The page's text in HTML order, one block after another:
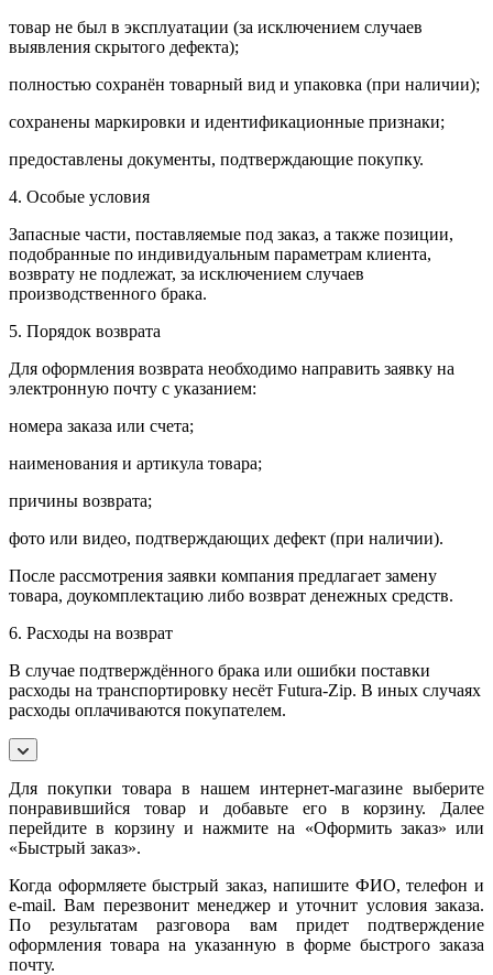
товар не был в эксплуатации (за исключением случаев
выявления скрытого дефекта);
полностью сохранён товарный вид и упаковка (при наличии);
сохранены маркировки и идентификационные признаки;
предоставлены документы, подтверждающие покупку.
4. Особые условия
Запасные части, поставляемые под заказ, а также позиции,
подобранные по индивидуальным параметрам клиента,
возврату не подлежат, за исключением случаев
производственного брака.
5. Порядок возврата
Для оформления возврата необходимо направить заявку на
электронную почту с указанием:
номера заказа или счета;
наименования и артикула товара;
причины возврата;
фото или видео, подтверждающих дефект (при наличии).
После рассмотрения заявки компания предлагает замену
товара, доукомплектацию либо возврат денежных средств.
6. Расходы на возврат
В случае подтверждённого брака или ошибки поставки
расходы на транспортировку несёт Futura-Zip. В иных случаях
расходы оплачиваются покупателем.
Для покупки товара в нашем интернет-магазине выберите
понравившийся товар и добавьте его в корзину. Далее
перейдите в корзину и нажмите на «Оформить заказ» или
«Быстрый заказ».
Когда оформляете быстрый заказ, напишите ФИО, телефон и
e-mail. Вам перезвонит менеджер и уточнит условия заказа.
По результатам разговора вам придет подтверждение
оформления товара на указанную в форме быстрого заказа
почту.